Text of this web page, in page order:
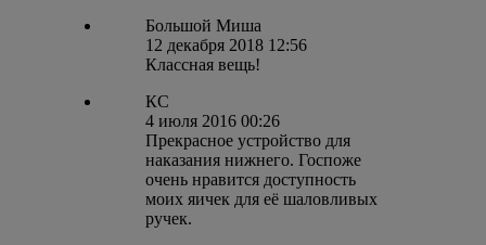
Большой Миша
12 декабря 2018 12:56
Классная вещь!
КС
4 июля 2016 00:26
Прекрасное устройство для
наказания нижнего. Госпоже
очень нравится доступность
моих яичек для её шаловливых
ручек.